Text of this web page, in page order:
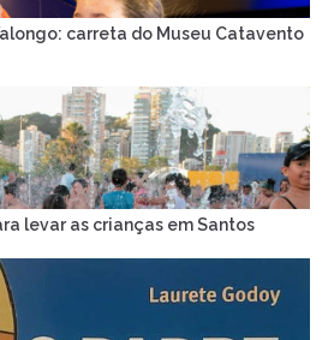
carreta do Museu Catavento
levar as crianças em Santos